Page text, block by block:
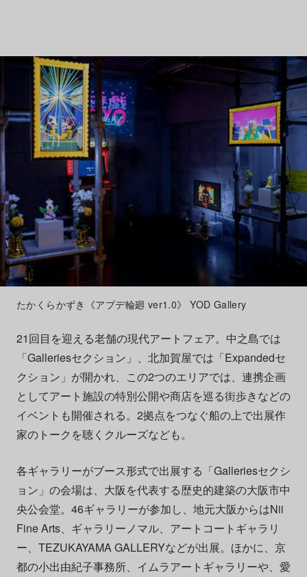
たかくらかずき《アプデ輪廻 ver1.0》 YOD Gallery
21回目を迎える老舗の現代アートフェア。中之島では
「Galleriesセクション」、北加賀屋では「Expandedセ
クション」が開かれ、この2つのエリアでは、連携企画
としてアート施設の特別公開や商店を巡る街歩きなどの
イベントも開催される。2拠点をつなぐ船の上で出展作
家のトークを聴くクルーズなども。
各ギャラリーがブース形式で出展する「Galleriesセクシ
ョン」の会場は、大阪を代表する歴史的建築の大阪市中
央公会堂。46ギャラリーが参加し、地元大阪からはNii
Fine Arts、ギャラリーノマル、アートコートギャラリ
ー、TEZUKAYAMA GALLERYなどが出展。ほかに、京
都の小出由紀子事務所、イムラアートギャラリーや、愛